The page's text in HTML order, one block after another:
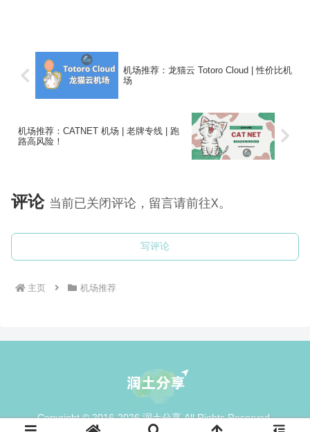
机场推荐：龙猫云 Totoro Cloud | 性价比机
场
机场推荐：CATNET 机场 | 老牌专线 | 跑
路高风险！
评论 当前已关闭评论，留言请前往X。
写评论
主页 机场推荐
Copyright © 2016-2026 润土分享 All Rights Reserved.